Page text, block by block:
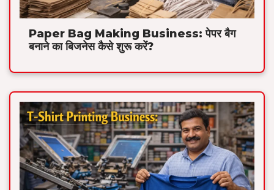
Paper Bag Making Business: पेपर बैग
बनाने का बिजनेस कैसे शुरू करें?